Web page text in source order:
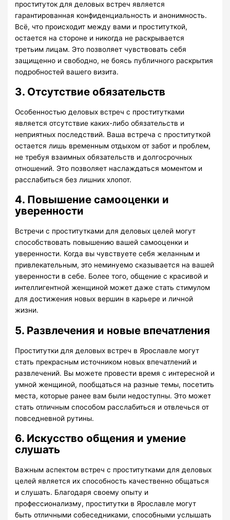
проституток для деловых встреч является
гарантированная конфиденциальность и анонимность.
Всё, что происходит между вами и проституткой,
остается на стороне и никогда не раскрывается
третьим лицам. Это позволяет чувствовать себя
защищенно и свободно, не боясь публичного раскрытия
подробностей вашего визита.
3. Отсутствие обязательств
Особенностью деловых встреч с проститутками
является отсутствие каких-либо обязательств и
неприятных последствий. Ваша встреча с проституткой
остается лишь временным отдыхом от забот и проблем,
не требуя взаимных обязательств и долгосрочных
отношений. Это позволяет наслаждаться моментом и
расслабиться без лишних хлопот.
4. Повышение самооценки и
уверенности
Встречи с проститутками для деловых целей могут
способствовать повышению вашей самооценки и
уверенности. Когда вы чувствуете себя желанным и
привлекательным, это неминуемо сказывается на вашей
уверенности в себе. Более того, общение с красивой и
интеллигентной женщиной может даже стать стимулом
для достижения новых вершин в карьере и личной
жизни.
5. Развлечения и новые впечатления
Проститутки для деловых встреч в Ярославле могут
стать прекрасным источником новых впечатлений и
развлечений. Вы можете провести время с интересной и
умной женщиной, пообщаться на разные темы, посетить
места, которые ранее вам были недоступны. Это может
стать отличным способом расслабиться и отвлечься от
повседневной рутины.
6. Искусство общения и умение
слушать
Важным аспектом встреч с проститутками для деловых
целей является их способность качественно общаться
и слушать. Благодаря своему опыту и
профессионализму, проститутки в Ярославле могут
быть отличными собеседниками, способными услышать